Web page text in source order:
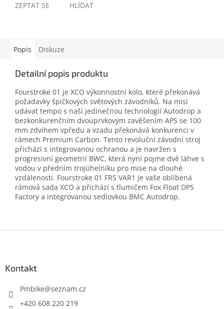
ZEPTAT SE HLÍDAT
Popis Diskuze
Detailní popis produktu
Fourstroke 01 je XCO výkonnostní kolo, které překonává
požadavky špičkových světových závodníků. Na misi
udávat tempo s naší jedinečnou technologií Autodrop a
bezkonkurenčním dvouprvkovým zavěšením APS se 100
mm zdvihem vpředu a vzadu překonává konkurenci v
rámech Premium Carbon. Tento revoluční závodní stroj
přichází s integrovanou ochranou a je navržen s
progresivní geometrií BWC, která nyní pojme dvě láhve s
vodou v předním trojúhelníku pro mise na dlouhé
vzdálenosti. Fourstroke 01 FRS VAR1 je vaše oblíbená
rámová sada XCO a přichází s tlumičem Fox Float DPS
Factory a integrovanou sedlovkou BMC Autodrop.
Kontakt
Pmbike@seznam.cz
+420 608 220 219